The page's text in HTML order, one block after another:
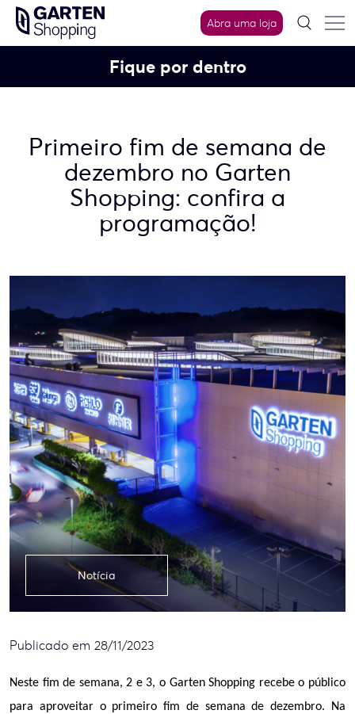
Skip
content
Abra uma loja
Fique por dentro
Primeiro fim de semana de
dezembro no Garten
Shopping: confira a
programação!
Notícia
Publicado em 28/11/2023
Neste fim de semana, 2 e 3, o Garten Shopping recebe o público
para aproveitar o primeiro fim de semana de dezembro. Na